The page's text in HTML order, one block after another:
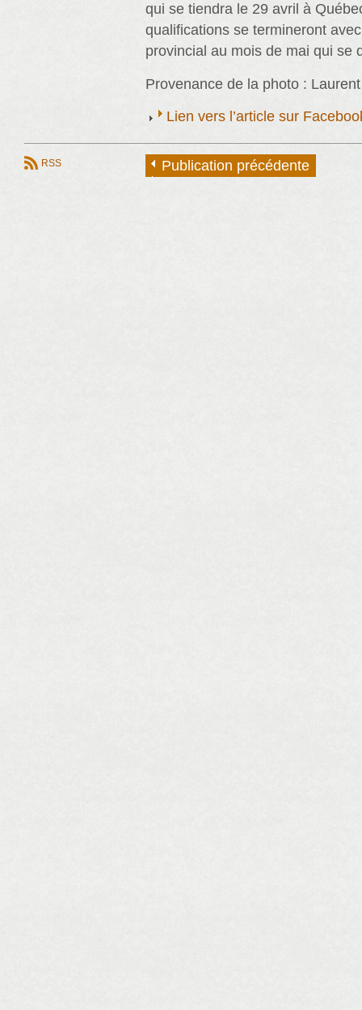
qui se tiendra le 29 avril à
qualifications se termineront
provincial au mois de mai qui se
Provenance de la photo :
Lien vers l’article sur
RSS Publication précédente